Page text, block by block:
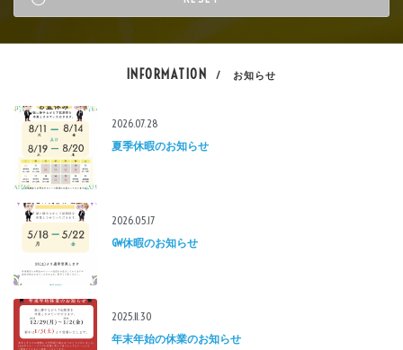
INFORMATION / お知らせ
2026.07.28
夏季休暇のお知らせ
2026.05.17
GW休暇のお知らせ
2025.11.30
年末年始の休業のお知らせ